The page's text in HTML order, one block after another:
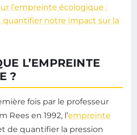
l’empreinte écologique :
notre impact sur la
L’EMPREINTE
?
fois par le professeur
Rees en 1992, l’empreinte
de quantifier la pression